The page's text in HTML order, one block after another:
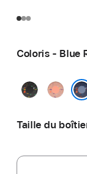
Coloris - Blue
Noir
Rose
Taille du